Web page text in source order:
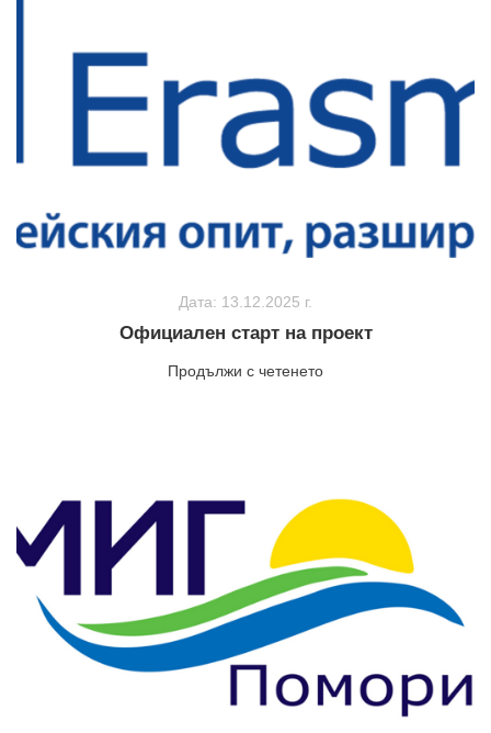
Дата: 13.12.2025 г.
Официален старт на проект
Продължи с четенето